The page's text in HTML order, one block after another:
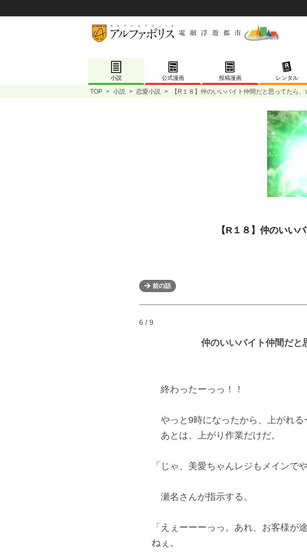
小説 公式漫画 投稿漫画 レンタル
TOP > 小説 > 恋愛小説 > 【R１８】仲のいいバイト仲間だと思ってたら
【R１８】仲のいい
前の話
6 / 9
仲のいいバイト仲間だと
終わったーっっ！！
やっと9時になったから、上がれる
あとは、上がり作業だけだ。
「じゃ、美愛ちゃんレジもメインで
瀬名さんが指示する。
「えぇーーーっっ。あれ、お客様が
ねぇ。